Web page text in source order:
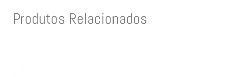
Produtos Relacionados